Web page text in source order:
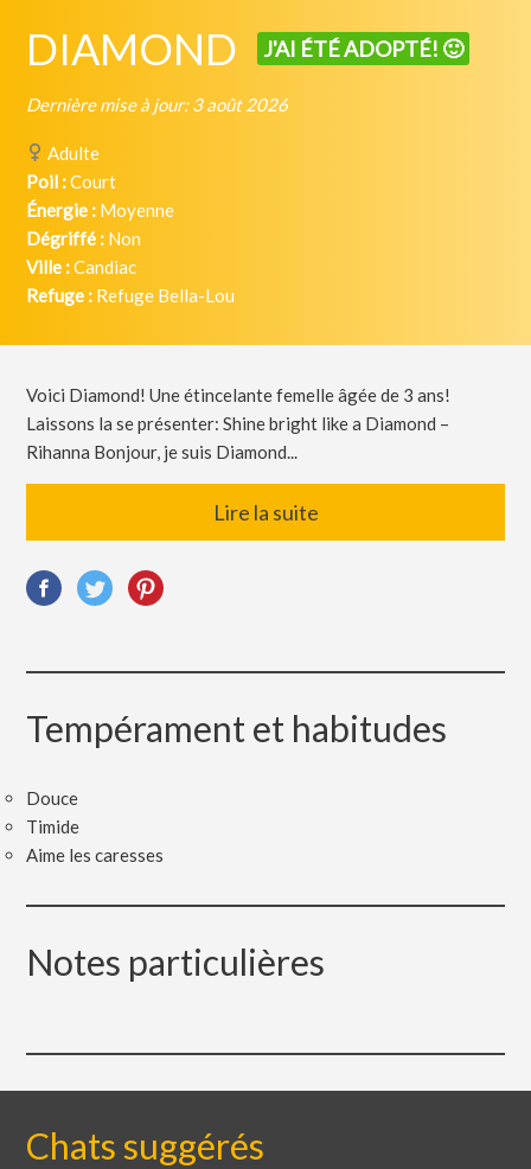
DIAMOND J'AI ÉTÉ ADOPTÉ! 🙂
Dernière mise à jour: 3 août 2026
Adulte
Poil :Court
Énergie : Moyenne
Dégriffé : Non
Ville :Candiac
Refuge : Refuge Bella-Lou
Voici Diamond! Une étincelante femelle âgée de 3 ans!
Laissons la se présenter: Shine bright like a Diamond –
Rihanna Bonjour, je suis Diamond...
Lire la suite
Tempérament et habitudes
Douce
Timide
Aime les caresses
Notes particulières
Chats suggérés